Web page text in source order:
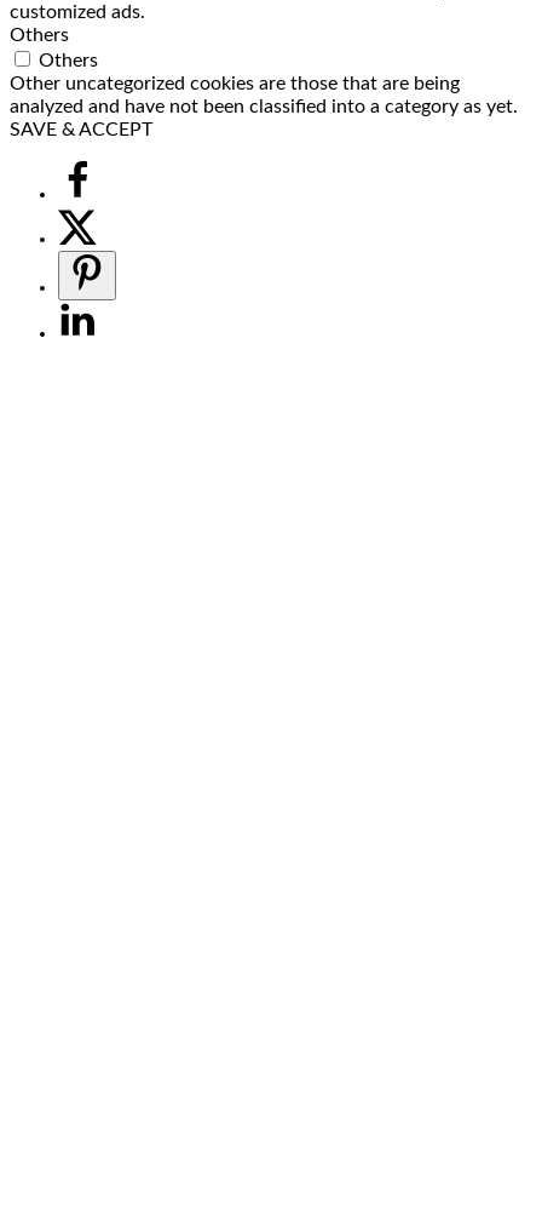
customized ads.
Others
Others
Other uncategorized cookies are those that are being
analyzed and have not been classified into a category as yet.
SAVE & ACCEPT